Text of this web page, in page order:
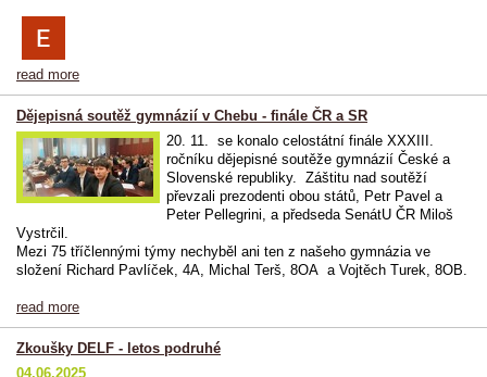
read more
Dějepisná soutěž gymnázií v Chebu - finále ČR a SR
20. 11. se konalo celostátní finále XXXIII.
ročníku dějepisné soutěže gymnázií České a
Slovenské republiky. Záštitu nad soutěží
převzali prezodenti obou států, Petr Pavel a
Peter Pellegrini, a předseda SenátU ČR Miloš
Vystrčil.
Mezi 75 tříčlennými týmy nechyběl ani ten z našeho gymnázia ve
složení Richard Pavlíček, 4A, Michal Terš, 8OA a Vojtěch Turek, 8OB.
read more
Zkoušky DELF - letos podruhé
04.06.2025